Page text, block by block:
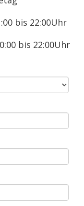
bis 22:00Uhr
bis 22:00Uhr